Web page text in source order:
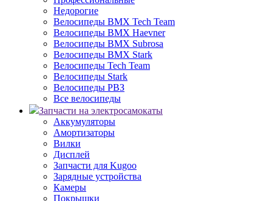
Недорогие
Велосипеды BMX Tech Team
Велосипеды BMX Haevner
Велосипеды BMX Subrosa
Велосипеды BMX Stark
Велосипеды Tech Team
Велосипеды Stark
Велосипеды РВЗ
Все велосипеды
Запчасти на электросамокаты
Аккумуляторы
Амортизаторы
Вилки
Дисплей
Запчасти для Kugoo
Зарядные устройства
Камеры
Покрышки